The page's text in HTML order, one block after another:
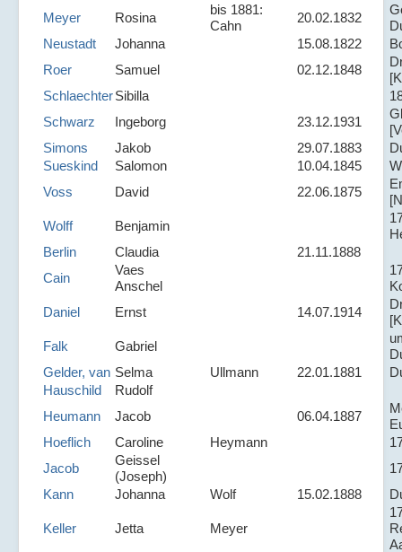
Meyer
Rosina
bis 1881:
Cahn
20.02.1832
Neustadt
Johanna 15.08.1822
Roer
Samuel 02.12.1848
SchlaechterSibilla
Schwarz
Ingeborg 23.12.1931
Simons
Jakob 29.07.1883
Sueskind
Salomon 10.04.1845
Voss
David 22.06.1875
Wolff
Benjamin
Berlin
Claudia
21.11.1888
Cain
Vaes
Anschel
Daniel
Ernst 14.07.1914
Falk
Gabriel
Gelder, van Selma Ullmann 22.01.1881
Hauschild
Rudolf
Heumann
Jacob 06.04.1887
Hoeflich
Caroline Heymann
Jacob
Geissel
(Joseph)
Kann
Johanna Wolf 15.02.1888
Keller Jetta Meyer